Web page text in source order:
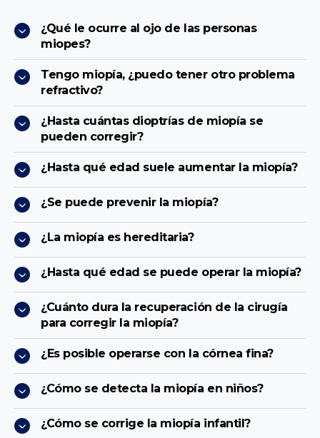
¿Qué le ocurre al ojo de las personas
miopes?
Tengo miopía, ¿puedo tener otro problema
refractivo?
¿Hasta cuántas dioptrías de miopía se
pueden corregir?
¿Hasta qué edad suele aumentar la miopía?
¿Se puede prevenir la miopía?
¿La miopía es hereditaria?
¿Hasta qué edad se puede operar la miopía?
¿Cuánto dura la recuperación de la cirugía
para corregir la miopía?
¿Es posible operarse con la córnea fina?
¿Cómo se detecta la miopía en niños?
¿Cómo se corrige la miopía infantil?